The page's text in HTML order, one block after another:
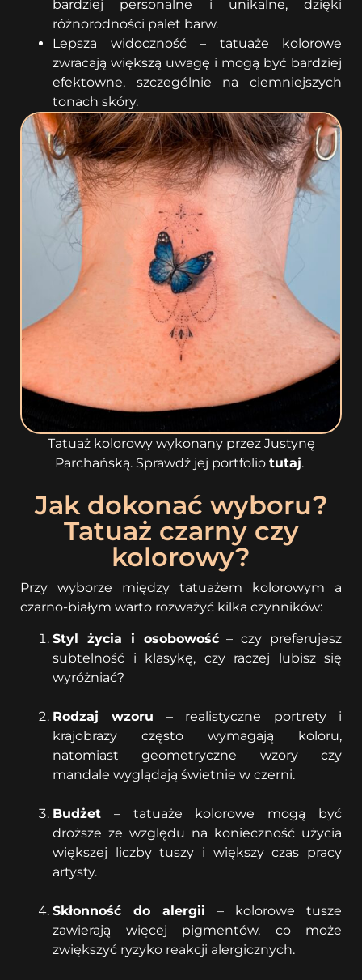
bardziej personalne i unikalne, dzięki
różnorodności palet barw.
Lepsza widoczność – tatuaże kolorowe
zwracają większą uwagę i mogą być bardziej
efektowne, szczególnie na ciemniejszych
tonach skóry.
Tatuaż kolorowy wykonany przez Justynę
Parchańską. Sprawdź jej portfolio tutaj.
Jak dokonać wyboru?
Tatuaż czarny czy
kolorowy?
Przy wyborze między tatuażem kolorowym a
czarno-białym warto rozważyć kilka czynników:
Styl życia i osobowość– czy preferujesz
subtelność i klasykę, czy raczej lubisz się
wyróżniać?
Rodzaj wzoru – realistyczne portrety i
krajobrazy często wymagają koloru,
natomiast geometryczne wzory czy
mandale wyglądają świetnie w czerni.
Budżet – tatuaże kolorowe mogą być
droższe ze względu na konieczność użycia
większej liczby tuszy i większy czas pracy
artysty.
Skłonność do alergii – kolorowe tusze
zawierają więcej pigmentów, co może
zwiększyć ryzyko reakcji alergicznych.